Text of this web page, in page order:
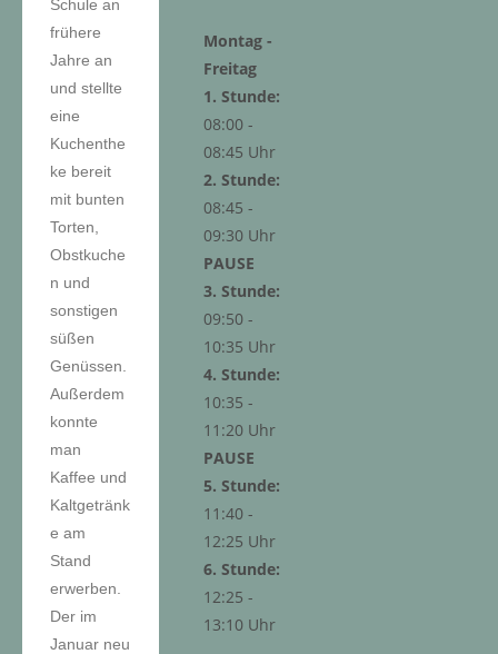
Montag -
Freitag
1. Stunde:
08:00 -
08:45 Uhr
2. Stunde:
08:45 -
09:30 Uhr
PAUSE
3. Stunde:
09:50 -
10:35 Uhr
4. Stunde:
10:35 -
11:20 Uhr
PAUSE
5. Stunde:
11:40 -
12:25 Uhr
6. Stunde:
12:25 -
13:10 Uhr
Schule an
frühere
Jahre an
und stellte
eine
Kuchenthe
ke bereit
mit bunten
Torten,
Obstkuche
n und
sonstigen
süßen
Genüssen.
Außerdem
konnte
man
Kaffee und
Kaltgetränk
e am
Stand
erwerben.
Der im
Januar neu